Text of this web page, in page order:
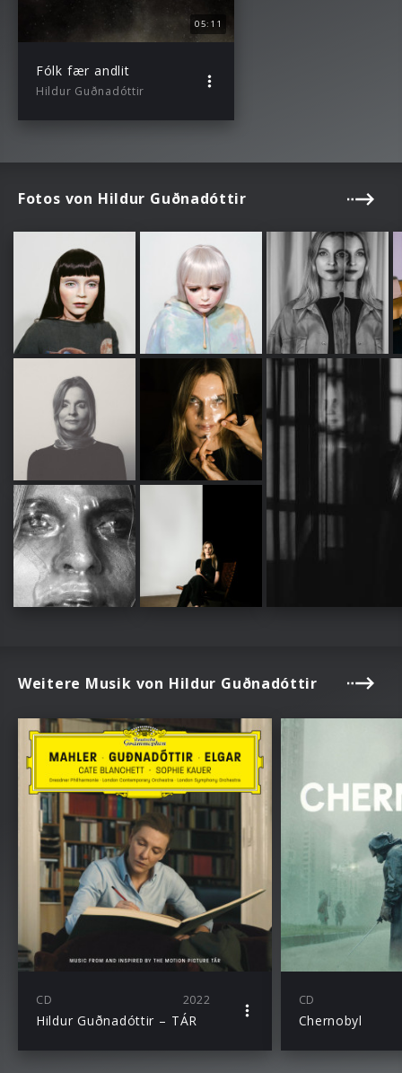
05:11
Fólk fær andlit
Hildur Guðnadóttir
Fotos von Hildur Guðnadóttir
Weitere Musik von Hildur Guðnadóttir
CD 2022
Hildur Guðnadóttir – TÁR
CD
Chernobyl